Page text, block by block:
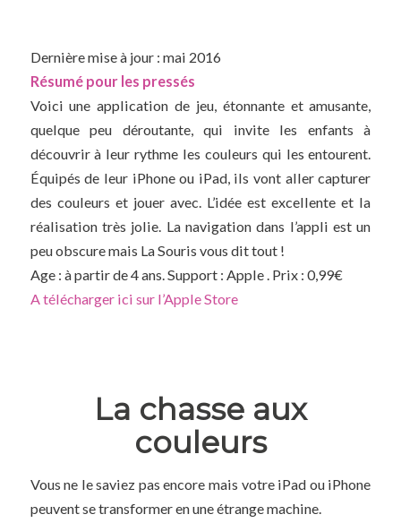
Dernière mise à jour : mai 2016
Résumé pour les pressés
Voici une application de jeu, étonnante et amusante,
quelque peu déroutante, qui invite les enfants à
découvrir à leur rythme les couleurs qui les entourent.
Équipés de leur iPhone ou iPad, ils vont aller capturer
des couleurs et jouer avec. L’idée est excellente et la
réalisation très jolie. La navigation dans l’appli est un
peu obscure mais La Souris vous dit tout !
Age : à partir de 4 ans. Support : Apple . Prix : 0,99€
A télécharger ici sur l’Apple Store
La chasse aux
couleurs
Vous ne le saviez pas encore mais votre iPad ou iPhone
peuvent se transformer en une étrange machine.